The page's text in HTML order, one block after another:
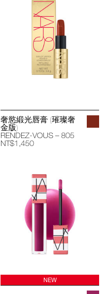
奢慾緞光唇膏 (璀璨奢
金版)
RENDEZ-VOUS – 805
NT$1,450
NEW